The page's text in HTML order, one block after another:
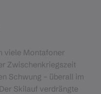
viele Montafoner
Zwischenkriegszeit
Schwung – überall im
Skilauf verdrängte